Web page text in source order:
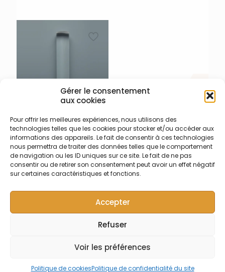
Gérer le consentement
aux cookies
Pour offrir les meilleures expériences, nous utilisons des
technologies telles que les cookies pour stocker et/ou accéder aux
informations des appareils. Le fait de consentir à ces technologies
nous permettra de traiter des données telles que le comportement
de navigation ou les ID uniques sur ce site. Le fait de ne pas
consentir ou de retirer son consentement peut avoir un effet négatif
sur certaines caractéristiques et fonctions.
Accepter
Refuser
Voir les préférences
Politique de cookiesPolitique de confidentialité du site
007-017-035 – Tige verre
plein 110 mm Elementar
Tige de support en verre
plein 110 mm pour
Elementar